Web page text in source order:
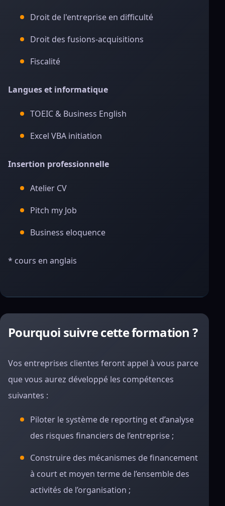
Droit de l'entreprise en difficulté
Droit des fusions-acquisitions
Fiscalité
Langues et informatique
TOEIC & Business English
Excel VBA initiation
Insertion professionnelle
Atelier CV
Pitch my Job
Business eloquence
* cours en anglais
Pourquoi suivre cette formation ?
Vos entreprises clientes feront appel à vous parce
que vous aurez développé les compétences
suivantes :
Piloter le système de reporting et d’analyse
des risques financiers de l’entreprise ;
Construire des mécanismes de financement
à court et moyen terme de l’ensemble des
activités de l’organisation ;